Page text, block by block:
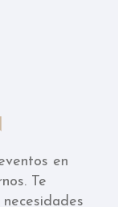
en
Te